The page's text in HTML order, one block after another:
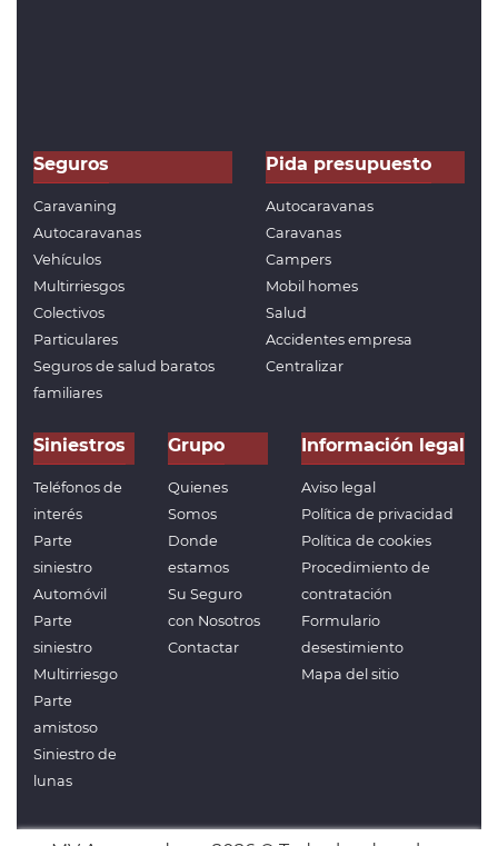
Seguros
Caravaning
Autocaravanas
Vehículos
Multirriesgos
Colectivos
Particulares
Seguros de salud baratos
familiares
Pida presupuesto
Autocaravanas
Caravanas
Campers
Mobil homes
Salud
Accidentes empresa
Centralizar
Siniestros
Teléfonos de
interés
Parte
siniestro
Automóvil
Parte
siniestro
Multirriesgo
Parte
amistoso
Siniestro de
lunas
Grupo
Quienes
Somos
Donde
estamos
Su Seguro
con Nosotros
Contactar
Información legal
Aviso legal
Política de privacidad
Política de cookies
Procedimiento de
contratación
Formulario
desestimiento
Mapa del sitio